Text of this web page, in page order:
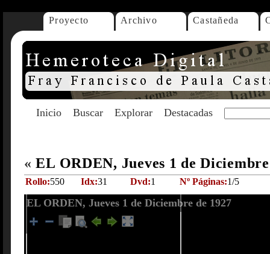
Proyecto Archivo Castañeda
Inicio Buscar Explorar Destacadas
« EL ORDEN, Jueves 1 de
Rollo:550 Idx:31 Dvd:1 Nº Páginas:1/5
EL ORDEN, Jueves 1 de Diciembre de 1927